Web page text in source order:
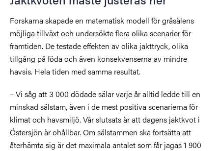
Forskarna skapade en matematisk modell för gråsälens
möjliga tillväxt och undersökte flera olika scenarier för
framtiden. De testade effekten av olika jakttryck, olika
tillgång på föda och även konsekvenserna av mindre
havsis. Hela tiden med samma resultat.
– Vi såg att 3 000 dödade sälar varje år alltid ledde till en
minskad sälstam, även i de mest positiva scenarierna för
klimat och havsmiljö. Vår slutsats är att dagens jaktkvot i
Östersjön är ohållbar. Om sälstammen ska fortsätta att
återhämta sig är det maximala antalet som får jagas 1 900